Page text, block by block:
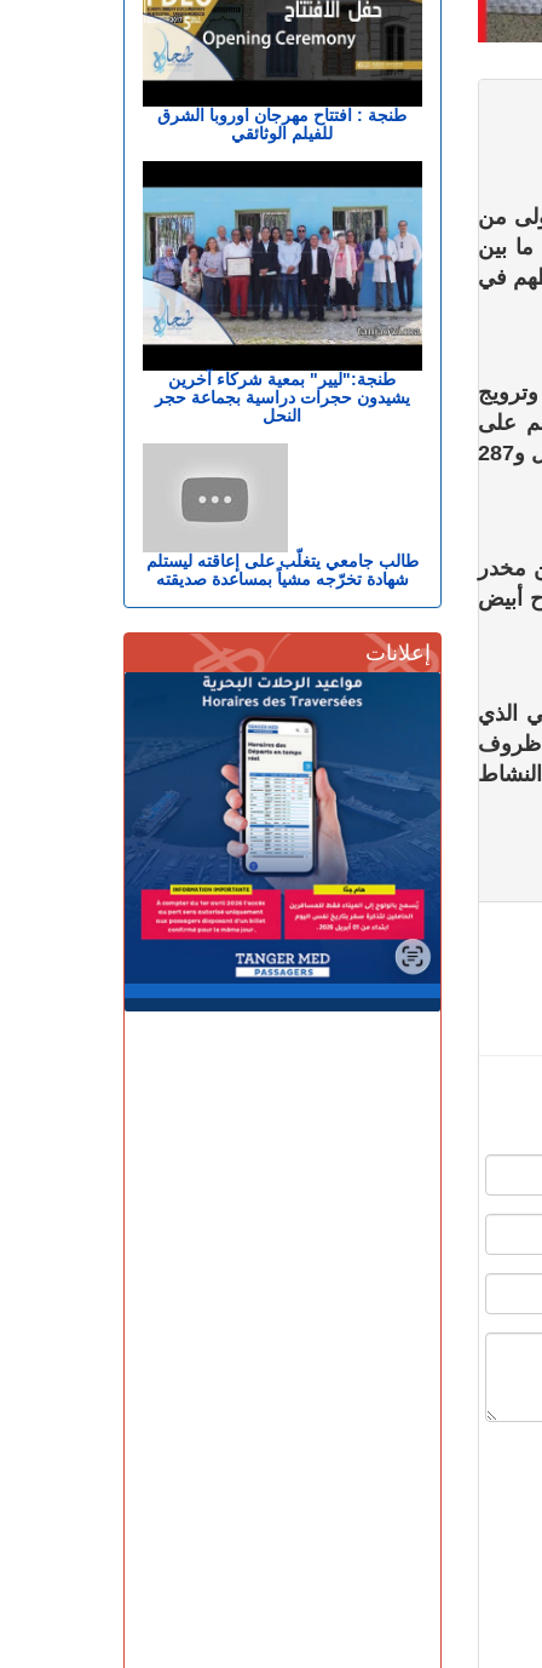
من
ما بين
في
على
4327 قرصا مخدرا، من بينها 4040 قرص طبي مخدر من نوع ريفوتريل و287
حجز 38 غراما من مخدر
أبيض
الذي
ظروف
طنجة : افتتاح مهرجان اوروبا الشرق
للفيلم الوثائقي
طنجة:"ليير" بمعية شركاء آخرين
يشيدون حجرات دراسية بجماعة حجر
النحل
طالب جامعي يتغلّب على إعاقته ليستلم
شهادة تخرّجه مشياً بمساعدة صديقته
إعلانات